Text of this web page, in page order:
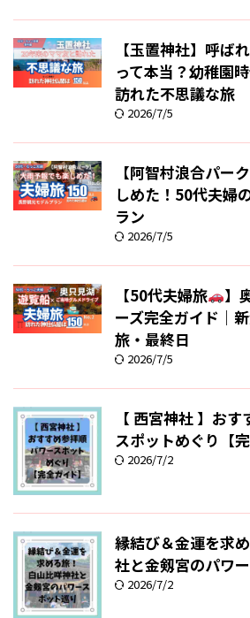
【玉置神社】呼ば
って本当？幼稚園
訪れた不思議な旅
2026/7/5
【阿智村浪合パー
しめた！50代夫婦
ラン
2026/7/5
【50代夫婦旅
】
ーズ完全ガイド｜
旅・最終日
2026/7/5
【 西宮神社 】お
スポットめぐり【完
2026/7/2
縁結び＆金運を求
社と金剱宮のパワ
2026/7/2